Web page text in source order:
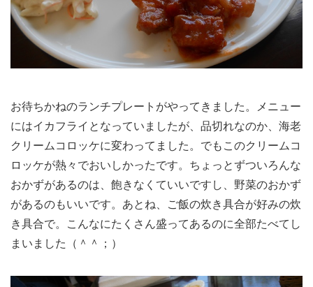
お待ちかねのランチプレートがやってきました。メニュー
にはイカフライとなっていましたが、品切れなのか、海老
クリームコロッケに変わってました。でもこのクリームコ
ロッケが熱々でおいしかったです。ちょっとずついろんな
おかずがあるのは、飽きなくていいですし、野菜のおかず
があるのもいいです。あとね、ご飯の炊き具合が好みの炊
き具合で。こんなにたくさん盛ってあるのに全部たべてし
まいました（＾＾；）